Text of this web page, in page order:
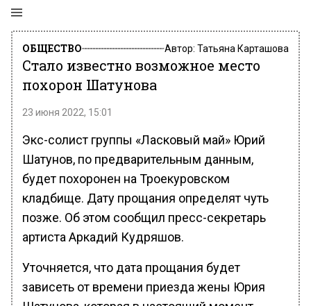
ОБЩЕСТВО Автор: Татьяна Карташова
Стало известно возможное место
похорон Шатунова
23 июня 2022, 15:01
Экс-солист группы «Ласковый май» Юрий
Шатунов, по предварительным данным,
будет похоронен на Троекуровском
кладбище. Дату прощания определят чуть
позже. Об этом сообщил пресс-секретарь
артиста Аркадий Кудряшов.
Уточняется, что дата прощания будет
зависеть от времени приезда жены Юрия